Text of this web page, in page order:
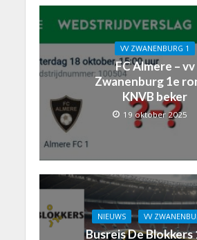
VV ZWANENBURG 1
FC Almere – vv
Zwanenburg 1e
KNVB beker
19 oktober 2025
NIEUWS VV
Busreis De Blokkers